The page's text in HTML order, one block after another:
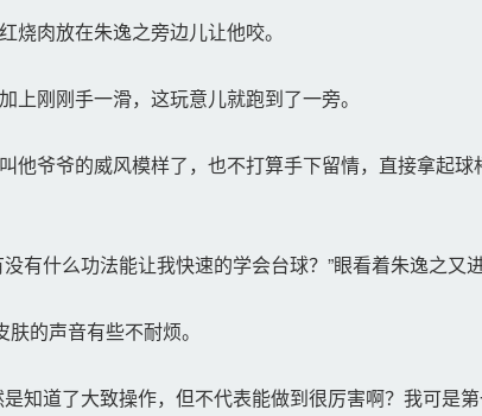
肉放在朱逸之旁边儿让他咬。
刚刚手一滑，这玩意儿就跑到了一旁。
他爷爷的威风模样了，也不打算手下留情，直接拿起
有什么功法能让我快速的学会台球？”眼看着朱逸之又
的声音有些不耐烦。
知道了大致操作，但不代表能做到很厉害啊？我可是